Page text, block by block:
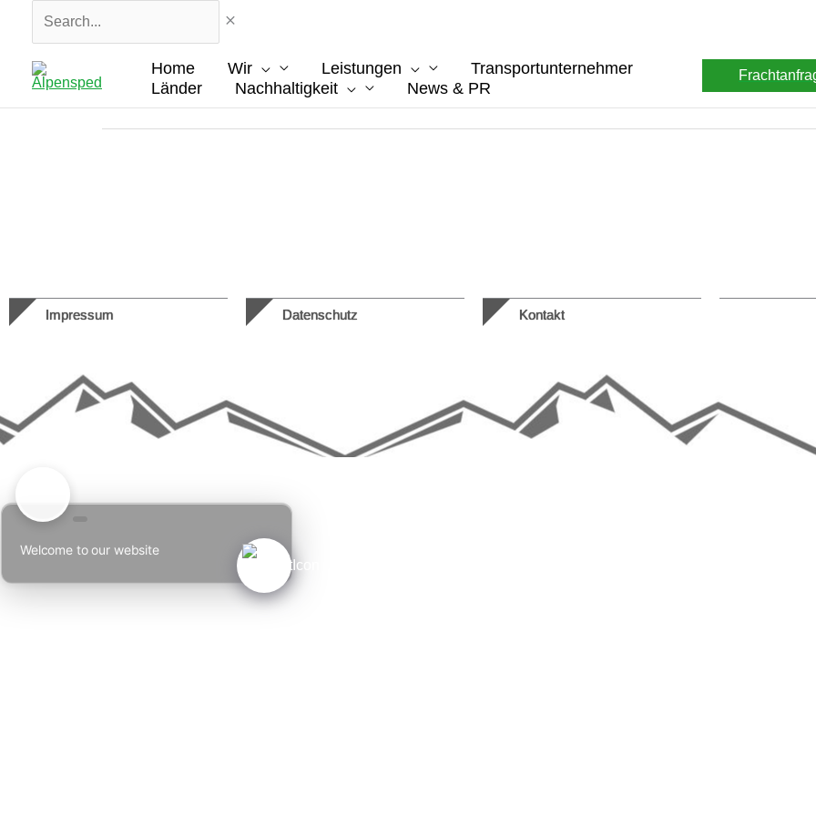
springen
Home Wir Leistungen
Transportunternehmer
Länder
Nachhaltigkeit News & PR
Impressum Datenschutz Kontakt
Welcome to our website